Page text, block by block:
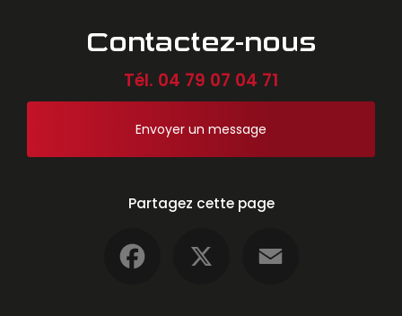
Contactez-nous
Tél. 04 79 07 04 71
Envoyer un message
Partagez cette page